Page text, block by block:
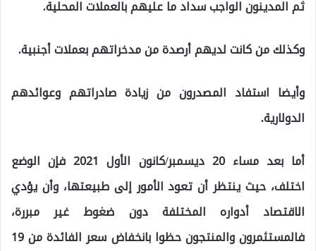
ثم المدينون الواجب سداد ما عليهم بالعملات المحلية.
وكذلك من كانت لديهم أرصدة من مدخراتهم بعملات أجنبية.
وأيضا استفاد المصدرون من زيادة صادراتهم وعوائدهم
الدولارية.
أما بعد مساء 20 ديسمبر/كانون الأول 2021 فإن الوضع
اختلف، حيث ينتظر أن تعود الأمور إلى طبيعتها، وأن يؤدي
الاقتصاد أدواره المختلفة دون ضغوط غير مبررة،
فالمستثمرون والمنتجون حظوا بانخفاض سعر الفائدة من 19